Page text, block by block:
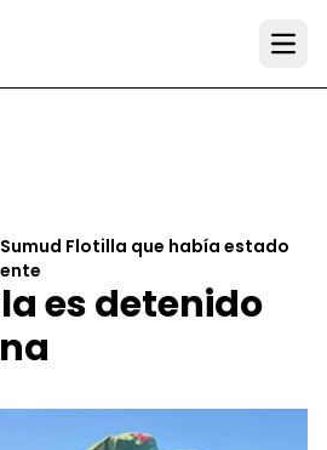
Flotilla que había estado
es detenido